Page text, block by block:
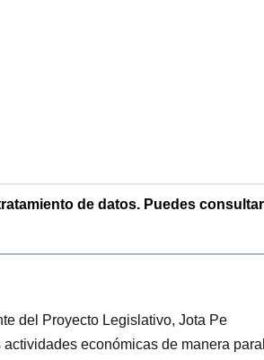
de datos. Puedes
del Proyecto Legislativo, Jota Pe
económicas de manera